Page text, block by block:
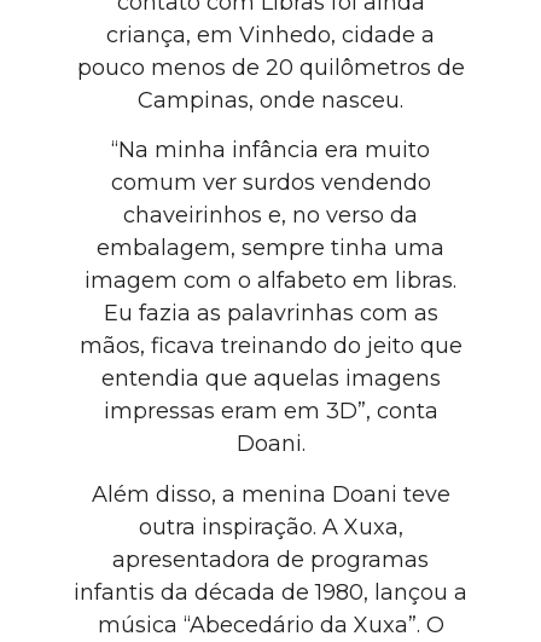
criança, em Vinhedo, cidade a
pouco menos de 20 quilômetros de
Campinas, onde nasceu.
“Na minha infância era muito
comum ver surdos vendendo
chaveirinhos e, no verso da
embalagem, sempre tinha uma
imagem com o alfabeto em libras.
Eu fazia as palavrinhas com as
mãos, ficava treinando do jeito que
entendia que aquelas imagens
impressas eram em 3D”, conta
Doani.
Além disso, a menina Doani teve
outra inspiração. A Xuxa,
apresentadora de programas
infantis da década de 1980, lançou a
música “Abecedário da Xuxa”. O